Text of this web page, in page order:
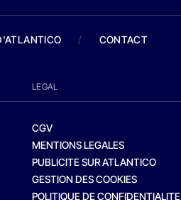
/ CONTACT
LEGAL
CGV
MENTIONS LEGALES
PUBLICITE SUR ATLANTICO
GESTION DES COOKIES
POLITIQUE DE CONFIDENTIALITE